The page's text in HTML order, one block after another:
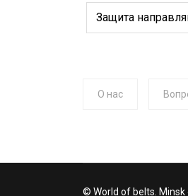
Защита
О нас
© World of belts. Minsk